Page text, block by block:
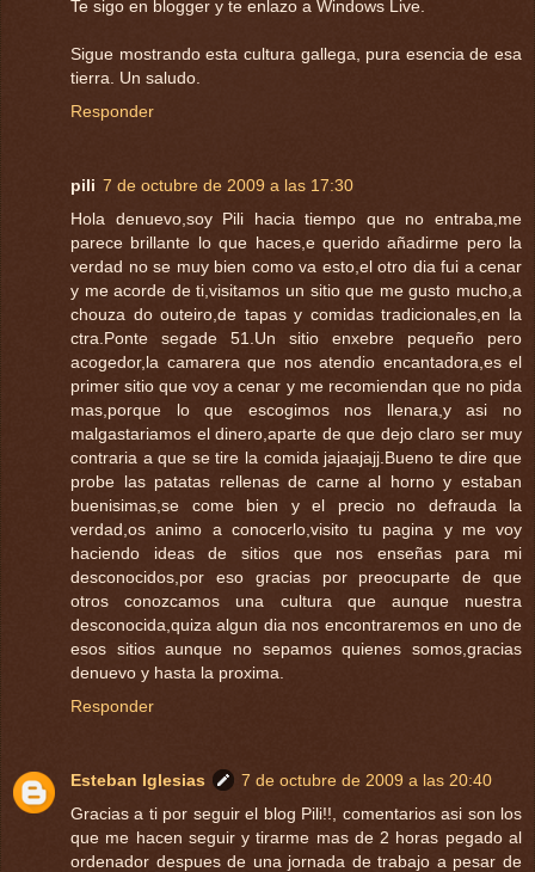
Te sigo en blogger y te enlazo a Windows Live.
Sigue mostrando esta cultura gallega, pura esencia de esa
tierra. Un saludo.
Responder
pili 7 de octubre de 2009 a las 17:30
Hola denuevo,soy Pili hacia tiempo que no entraba,me
parece brillante lo que haces,e querido añadirme pero la
verdad no se muy bien como va esto,el otro dia fui a cenar
y me acorde de ti,visitamos un sitio que me gusto mucho,a
chouza do outeiro,de tapas y comidas tradicionales,en la
ctra.Ponte segade 51.Un sitio enxebre pequeño pero
acogedor,la camarera que nos atendio encantadora,es el
primer sitio que voy a cenar y me recomiendan que no pida
mas,porque lo que escogimos nos llenara,y asi no
malgastariamos el dinero,aparte de que dejo claro ser muy
contraria a que se tire la comida jajaajajj.Bueno te dire que
probe las patatas rellenas de carne al horno y estaban
buenisimas,se come bien y el precio no defrauda la
verdad,os animo a conocerlo,visito tu pagina y me voy
haciendo ideas de sitios que nos enseñas para mi
desconocidos,por eso gracias por preocuparte de que
otros conozcamos una cultura que aunque nuestra
desconocida,quiza algun dia nos encontraremos en uno de
esos sitios aunque no sepamos quienes somos,gracias
denuevo y hasta la proxima.
Responder
Esteban Iglesias
7 de octubre de 2009 a las 20:40
Gracias a ti por seguir el blog Pili!!, comentarios asi son los
que me hacen seguir y tirarme mas de 2 horas pegado al
ordenador despues de una jornada de trabajo a pesar de